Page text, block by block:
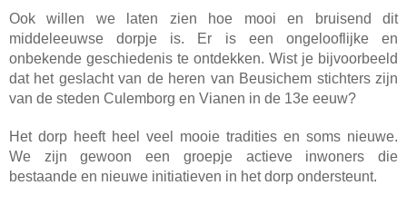
Ook willen we laten zien hoe mooi en bruisend dit
middeleeuwse dorpje is. Er is een ongelooflijke en
onbekende geschiedenis te ontdekken. Wist je bijvoorbeeld
dat het geslacht van de heren van Beusichem stichters zijn
van de steden Culemborg en Vianen in de 13e eeuw?
Het dorp heeft heel veel mooie tradities en soms nieuwe.
We zijn gewoon een groepje actieve inwoners die
bestaande en nieuwe initiatieven in het dorp ondersteunt.